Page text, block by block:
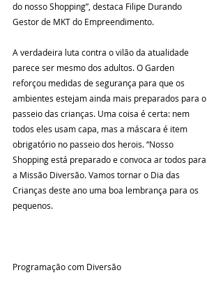
do nosso Shopping”, destaca Filipe Durando
Gestor de MKT do Empreendimento.
A verdadeira luta contra o vilão da atualidade
parece ser mesmo dos adultos. O Garden
reforçou medidas de segurança para que os
ambientes estejam ainda mais preparados para o
passeio das crianças. Uma coisa é certa: nem
todos eles usam capa, mas a máscara é item
obrigatório no passeio dos herois. “Nosso
Shopping está preparado e convoca ar todos para
a Missão Diversão. Vamos tornar o Dia das
Crianças deste ano uma boa lembrança para os
pequenos.
Programação com Diversão